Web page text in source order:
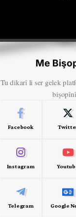
Me
Tu dikarî li ser gelek
Facebook
Instagram
Telegram Google